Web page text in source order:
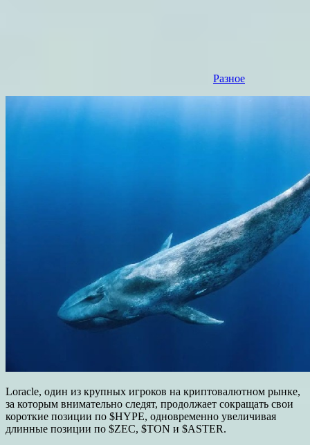
Разное
Loracle, один из крупных игроков на криптовалютном рынке,
за которым внимательно следят, продолжает сокращать свои
короткие позиции по $HYPE, одновременно увеличивая
длинные позиции по $ZEC, $TON и $ASTER.